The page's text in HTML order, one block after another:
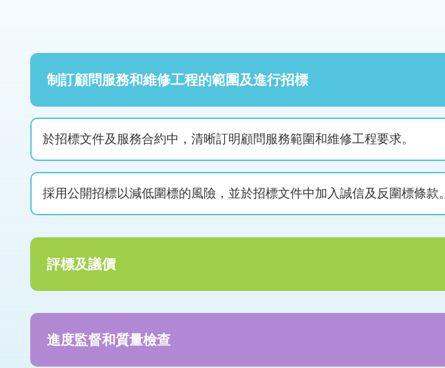
制訂顧問服務和維修工程的範圍及進行招標
於招標文件及服務合約中，清晰訂明顧問服務範圍和維修工程要求。
採用公開招標以減低圍標的風險，並於招標文件中加入誠信及反圍標條款。
評標及議價
進度監督和質量檢查